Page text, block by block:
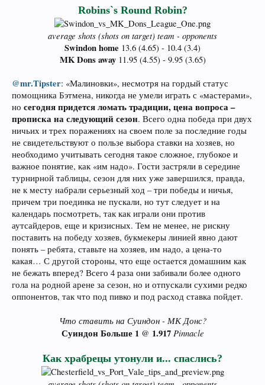
Robins`s Round Robin?
average shots (shots on target) team - opponents
Swindon home 13.6 (4.65) - 10.4 (3.4)
MK Dons away11.95 (4.55) - 9.95 (3.65)​
@mr.Tipster: «Малиновки», несмотря на гордый статус
помощника Бэтмена, никогда не умели играть с «мастерами»,
но сегодня придется ломать традиции, цена вопроса –
прописка на следующий сезон. Всего одна победа при двух
ничьих и трех поражениях на своем поле за последние годы
не свидетельствуют о пользе выбора ставки на хозяев, но
необходимо учитывать сегодня такое сложное, глубокое и
важное понятие, как «им надо». Гости застряли в середине
турнирной таблицы, сезон для них уже завершился, правда,
не к месту набрали серьезный ход – три победы и ничья,
причем три поединка не пускали, но тут следует и на
календарь посмотреть, так как играли они против
аутсайдеров, еще и кризисных. Тем не менее, не рискну
поставить на победу хозяев, букмекеры линией явно дают
понять – ребята, ставьте на хозяев, им надо, а цена-то
какая… С другой стороны, что еще остается домашним как
не бежать вперед? Всего 4 раза они забивали более одного
гола на родной арене за сезон, но и отпускали сухими редко
оппонентов, так что под пивко и под расход ставка пойдет.
Что ставить на Суиндон - МК Донс?
Суиндон Больше 1@ 1.917 Pinnacle
Как храбрецы утонули и... спаслись?